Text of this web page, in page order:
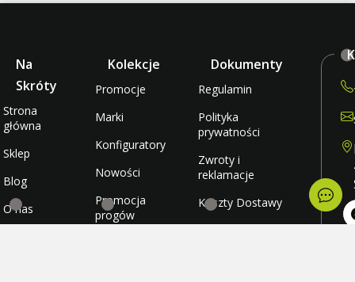
Na
Skróty
Strona
główna
Sklep
Blog
O nas
Kolekcje
Promocje
Marki
Konfiguratory
Nowości
Promocja
progów
Dokumenty
Regulamin
Polityka
prywatności
Zwroty i
reklamacje
Koszty Dostawy